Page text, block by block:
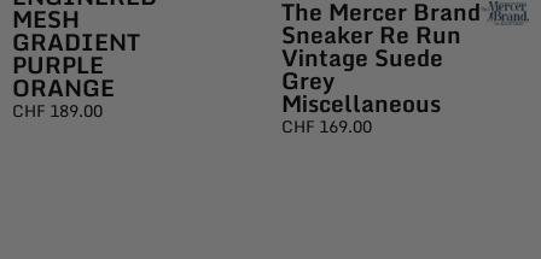
MESH
GRADIENT
PURPLE
ORANGE
CHF 189.00
The Mercer Brand
Sneaker Re Run
Vintage Suede
Grey
Miscellaneous
CHF 169.00